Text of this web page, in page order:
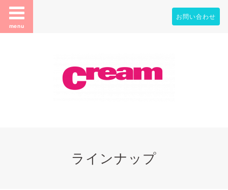
menu
お問い合わせ
ラインナップ